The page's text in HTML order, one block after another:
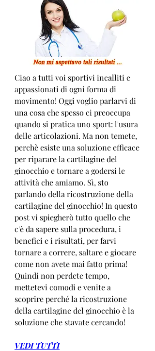
Ciao a tutti voi sportivi incalliti e
appassionati di ogni forma di
movimento! Oggi voglio parlarvi di
una cosa che spesso ci preoccupa
quando si pratica uno sport: l'usura
delle articolazioni. Ma non temete,
perchè esiste una soluzione efficace
per riparare la cartilagine del
ginocchio e tornare a godersi le
attività che amiamo. Sì, sto
parlando della ricostruzione della
cartilagine del ginocchio! In questo
post vi spiegherò tutto quello che
c'è da sapere sulla procedura, i
benefici e i risultati, per farvi
tornare a correre, saltare e giocare
come non avete mai fatto prima!
Quindi non perdete tempo,
mettetevi comodi e venite a
scoprire perché la ricostruzione
della cartilagine del ginocchio è la
soluzione che stavate cercando!
VEDI TUTTI